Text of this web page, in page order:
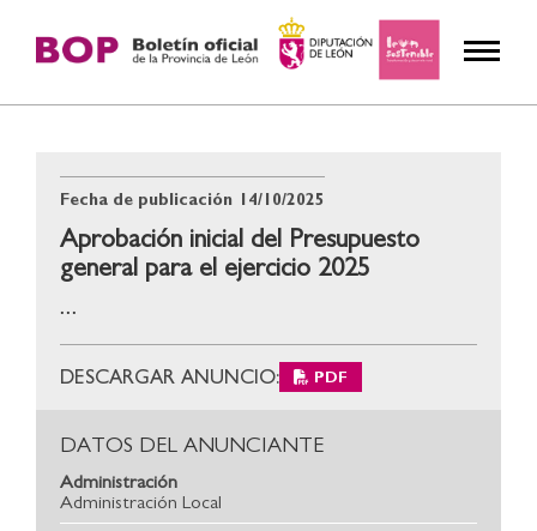
Aprobación inicial del Presupuesto
general para el ejercicio 2025
...
Fecha de publicación 14/10/2025
DESCARGAR ANUNCIO: PDF
DATOS DEL ANUNCIANTE
Administración
Administración Local